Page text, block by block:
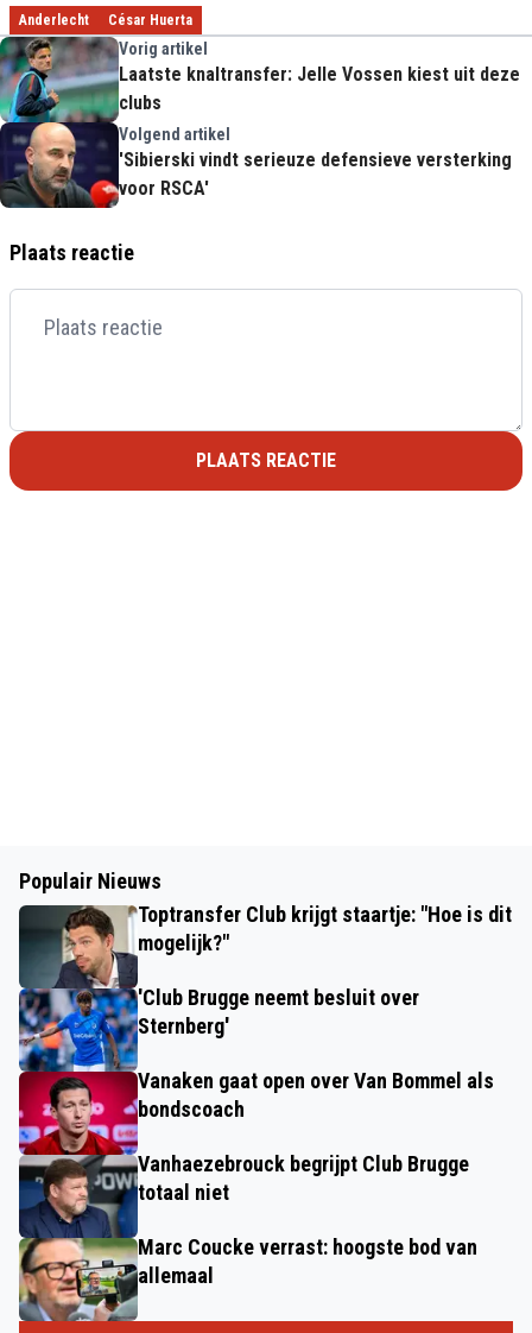
Anderlecht César Huerta
Vorig artikel
Laatste knaltransfer: Jelle Vossen kiest uit deze
clubs
Volgend artikel
'Sibierski vindt serieuze defensieve versterking
voor RSCA'
Plaats reactie
PLAATS REACTIE
Populair Nieuws
Toptransfer Club krijgt staartje: "Hoe is dit
mogelijk?"
'Club Brugge neemt besluit over
Sternberg'
Vanaken gaat open over Van Bommel als
bondscoach
Vanhaezebrouck begrijpt Club Brugge
totaal niet
Marc Coucke verrast: hoogste bod van
allemaal